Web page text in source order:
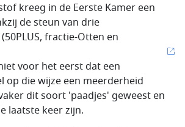
kreeg in de Eerste Kamer een
de steun van drie
fractie-Otten en
voor het eerst dat een
op die wijze een meerderheid
dit soort 'paadjes' geweest en
laatste keer zijn.